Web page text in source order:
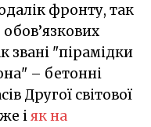
фронту, так
звані "пірамідки
– бетонні
Другої світової
іяк на